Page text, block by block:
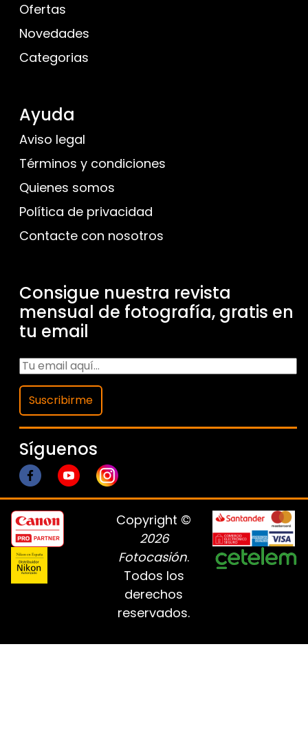
Ofertas
Novedades
Categorias
Ayuda
Aviso legal
Términos y condiciones
Quienes somos
Política de privacidad
Contacte con nosotros
Consigue nuestra revista
mensual de fotografía, gratis en
tu email
Suscribirme
Síguenos
Copyright ©
2026
Fotocasión.
Todos los
derechos
reservados.